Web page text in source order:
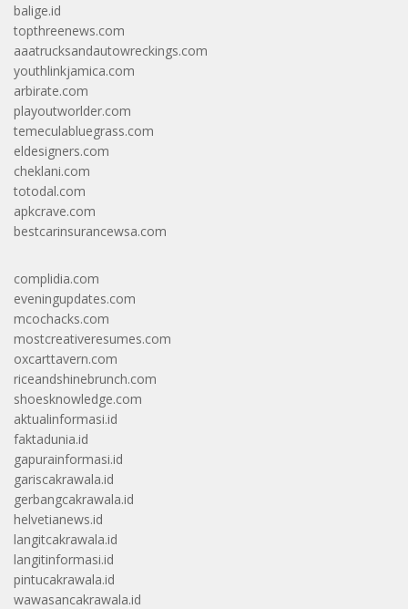
balige.id
topthreenews.com
aaatrucksandautowreckings.com
youthlinkjamica.com
arbirate.com
playoutworlder.com
temeculabluegrass.com
eldesigners.com
cheklani.com
totodal.com
apkcrave.com
bestcarinsurancewsa.com
complidia.com
eveningupdates.com
mcochacks.com
mostcreativeresumes.com
oxcarttavern.com
riceandshinebrunch.com
shoesknowledge.com
aktualinformasi.id
faktadunia.id
gapurainformasi.id
gariscakrawala.id
gerbangcakrawala.id
helvetianews.id
langitcakrawala.id
langitinformasi.id
pintucakrawala.id
wawasancakrawala.id